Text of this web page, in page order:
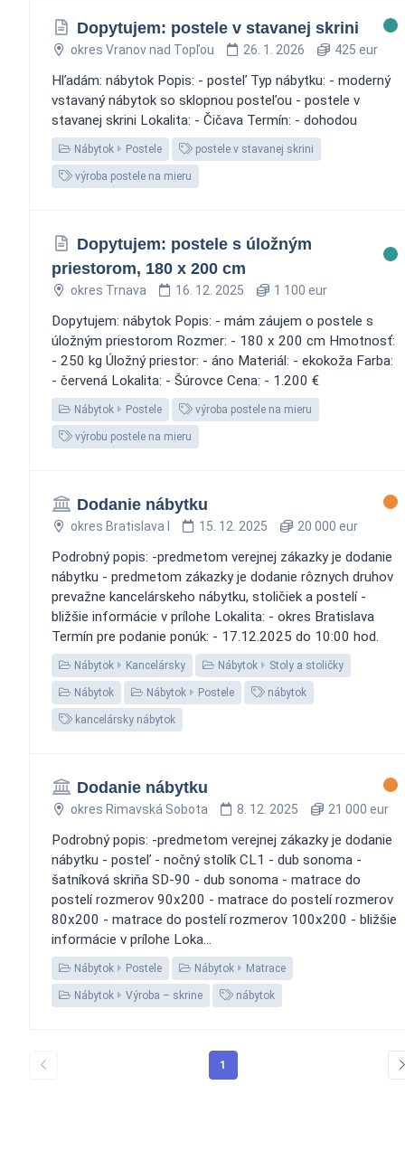
Dopytujem: postele v stavanej skrini
okres Vranov nad Topľou 26. 1. 2026 425 eur
Hľadám: nábytok Popis: - posteľ Typ nábytku: - moderný
vstavaný nábytok so sklopnou posteľou - postele v
stavanej skrini Lokalita: - Čičava Termín: - dohodou
Nábytok Postele postele v stavanej skrini
výroba postele na mieru
Dopytujem: postele s úložným
priestorom, 180 x 200 cm
okres Trnava 16. 12. 2025 1 100 eur
Dopytujem: nábytok Popis: - mám záujem o postele s
úložným priestorom Rozmer: - 180 x 200 cm Hmotnosť:
- 250 kg Úložný priestor: - áno Materiál: - ekokoža Farba:
- červená Lokalita: - Šúrovce Cena: - 1.200 €
Nábytok Postele výroba postele na mieru
výrobu postele na mieru
Dodanie nábytku
okres Bratislava I 15. 12. 2025 20 000 eur
Podrobný popis: -predmetom verejnej zákazky je dodanie
nábytku - predmetom zákazky je dodanie rôznych druhov
prevažne kancelárskeho nábytku, stoličiek a postelí -
bližšie informácie v prílohe Lokalita: - okres Bratislava
Termín pre podanie ponúk: - 17.12.2025 do 10:00 hod.
Nábytok Kancelársky Nábytok Stoly a stoličky
Nábytok Nábytok Postele nábytok
kancelársky nábytok
Dodanie nábytku
okres Rimavská Sobota 8. 12. 2025 21 000 eur
Podrobný popis: -predmetom verejnej zákazky je dodanie
nábytku - posteľ - nočný stolík CL1 - dub sonoma -
šatníková skriňa SD-90 - dub sonoma - matrace do
postelí rozmerov 90x200 - matrace do postelí rozmerov
80x200 - matrace do postelí rozmerov 100x200 - bližšie
informácie v prílohe Loka...
Nábytok Postele Nábytok Matrace
Nábytok Výroba – skrine nábytok
1